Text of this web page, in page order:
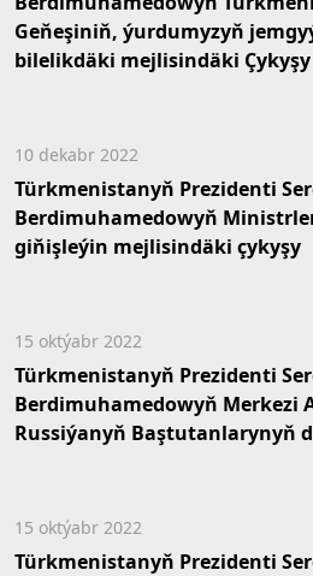
Geňeşiniň, ýurdumyzyň
bilelikdäki mejlisindäki Çykyşy
10 dekabr 2022
Türkmenistanyň Prezidenti
Berdimuhamedowyň
giňişleýin mejlisindäki çykyşy
15 oktýabr 2022
Türkmenistanyň Prezidenti
Berdimuhamedowyň Merkezi
Russiýanyň Baştutanlarynyň
15 oktýabr 2022
Türkmenistanyň Prezidenti